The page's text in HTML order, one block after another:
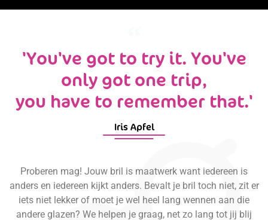
'You've got to try it. You've
only got one trip,
you have to remember that.'
Iris Apfel
Proberen mag! Jouw bril is maatwerk want iedereen is
anders en iedereen kijkt anders. Bevalt je bril toch niet, zit er
iets niet lekker of moet je wel heel lang wennen aan die
andere glazen? We helpen je graag, net zo lang tot jij blij